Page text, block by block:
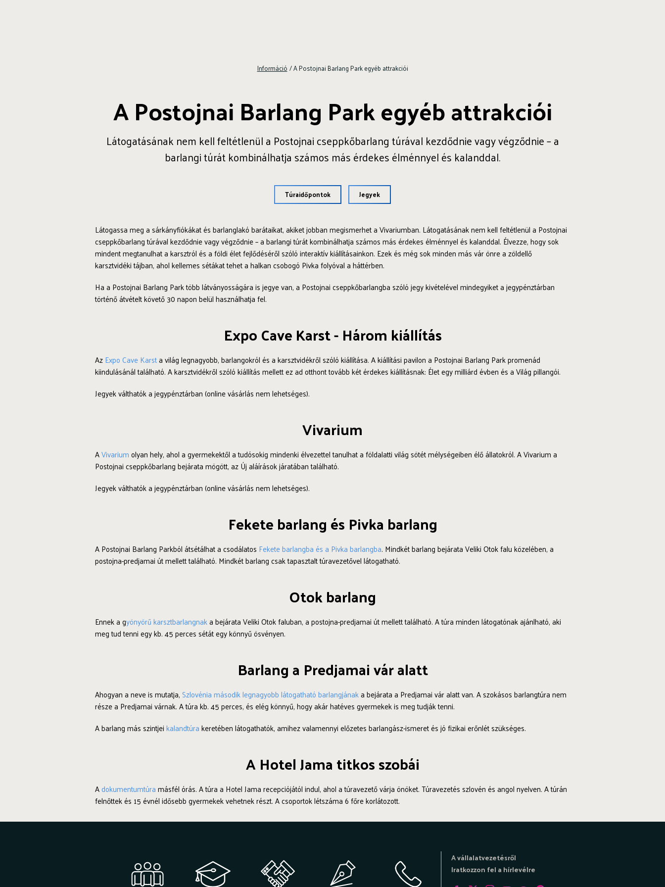
Információ /A Postojnai Barlang Park egyéb attrakciói
A Postojnai Barlang Park egyéb attrakciói
Látogatásának nem kell feltétlenül a Postojnai cseppkőbarlang túrával kezdődnie vagy végződnie – a
barlangi túrát kombinálhatja számos más érdekes élménnyel és kalanddal.
Túraidőpontok Jegyek
Látogassa meg a sárkányfiókákat és barlanglakó barátaikat, akiket jobban megismerhet a Vivariumban. Látogatásának nem kell feltétlenül a Postojnai
cseppkőbarlang túrával kezdődnie vagy végződnie – a barlangi túrát kombinálhatja számos más érdekes élménnyel és kalanddal. Élvezze, hogy sok
mindent megtanulhat a karsztról és a földi élet fejlődéséről szóló interaktív kiállításainkon. Ezek és még sok minden más vár önre a zöldellő
karsztvidéki tájban, ahol kellemes sétákat tehet a halkan csobogó Pivka folyóval a háttérben.
Ha a Postojnai Barlang Park több látványosságára is jegye van, a Postojnai cseppkőbarlangba szóló jegy kivételével mindegyiket a jegypénztárban
történő átvételt követő 30 napon belül használhatja fel.
Expo Cave Karst - Három kiállítás
AzExpo Cave Karsta világ legnagyobb, barlangokról és a karsztvidékről szóló kiállítása. A kiállítási pavilon a Postojnai Barlang Park promenád
kiindulásánál található. A karsztvidékről szóló kiállítás mellett ez ad otthont tovább két érdekes kiállításnak: Élet egy milliárd évben és a Világ pillangói.
Jegyek válthatók a jegypénztárban (online vásárlás nem lehetséges).
Vivarium
AVivariumolyan hely, ahol a gyermekektől a tudósokig mindenki élvezettel tanulhat a földalatti világ sötét mélységeiben élő állatokról. A Vivarium a
Postojnai cseppkőbarlang bejárata mögött, az Új aláírások járatában található.
Jegyek válthatók a jegypénztárban (online vásárlás nem lehetséges).
Fekete barlang és Pivka barlang
A Postojnai Barlang Parkból átsétálhat a csodálatos Fekete barlangba és a Pivka barlangba. Mindkét barlang bejárata Veliki Otok falu közelében, a
postojna-predjamai út mellett található. Mindkét barlang csak tapasztalt túravezetővel látogatható.
Otok barlang
Ennek a gyönyörű karsztbarlangnaka bejárata Veliki Otok faluban, a postojna-predjamai út mellett található. A túra minden látogatónak ajánlható, aki
meg tud tenni egy kb. 45 perces sétát egy könnyű ösvényen.
Barlang a Predjamai vár alatt
Ahogyan a neve is mutatja, Szlovénia második legnagyobb látogatható barlangjánaka bejárata a Predjamai vár alatt van. A szokásos barlangtúra nem
része a Predjamai várnak. A túra kb. 45 perces, és elég könnyű, hogy akár hatéves gyermekek is meg tudják tenni.
A barlang más szintjeikalandtúrakeretében látogathatók, amihez valamennyi előzetes barlangász-ismeret és jó fizikai erőnlét szükséges.
A Hotel Jama titkos szobái
Adokumentumtúramásfél órás. A túra a Hotel Jama recepciójától indul, ahol a túravezető várja önöket. Túravezetés szlovén és angol nyelven. A túrán
felnőttek és 15 évnél idősebb gyermekek vehetnek részt. A csoportok létszáma 6 főre korlátozott.
A vállalatvezetésről
Iratkozzon fel a hírlevélre